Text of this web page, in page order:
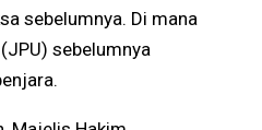
sebelumnya. Di mana
sebelumnya